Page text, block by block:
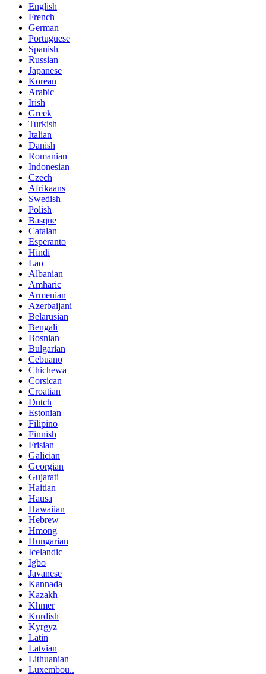
English
French
German
Portuguese
Spanish
Russian
Japanese
Korean
Arabic
Irish
Greek
Turkish
Italian
Danish
Romanian
Indonesian
Czech
Afrikaans
Swedish
Polish
Basque
Catalan
Esperanto
Hindi
Lao
Albanian
Amharic
Armenian
Azerbaijani
Belarusian
Bengali
Bosnian
Bulgarian
Cebuano
Chichewa
Corsican
Croatian
Dutch
Estonian
Filipino
Finnish
Frisian
Galician
Georgian
Gujarati
Haitian
Hausa
Hawaiian
Hebrew
Hmong
Hungarian
Icelandic
Igbo
Javanese
Kannada
Kazakh
Khmer
Kurdish
Kyrgyz
Latin
Latvian
Lithuanian
Luxembou..